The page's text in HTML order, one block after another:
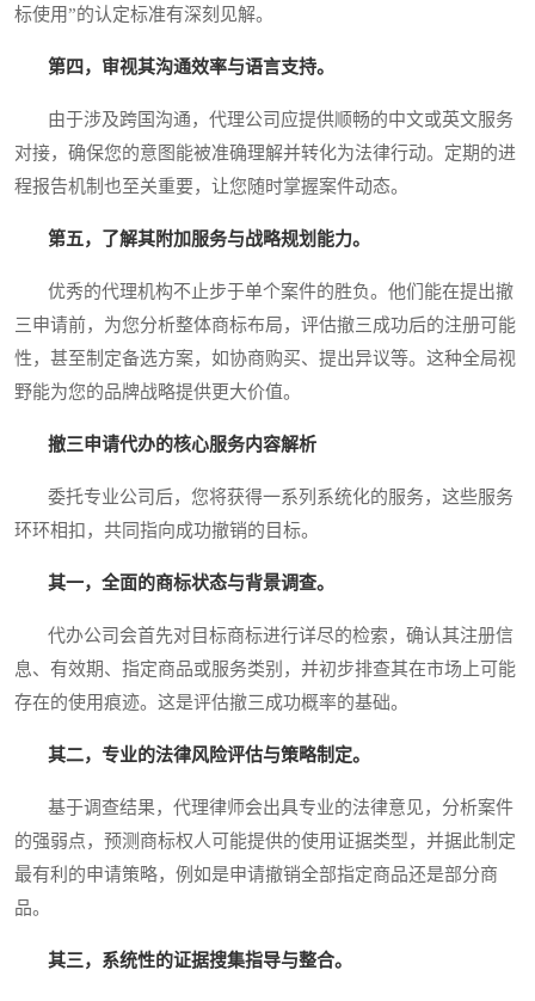
标使用”的认定标准有深刻见解。
第四，审视其沟通效率与语言支持。
由于涉及跨国沟通，代理公司应提供顺畅的中文或英文服务
对接，确保您的意图能被准确理解并转化为法律行动。定期的进
程报告机制也至关重要，让您随时掌握案件动态。
第五，了解其附加服务与战略规划能力。
优秀的代理机构不止步于单个案件的胜负。他们能在提出撤
三申请前，为您分析整体商标布局，评估撤三成功后的注册可能
性，甚至制定备选方案，如协商购买、提出异议等。这种全局视
野能为您的品牌战略提供更大价值。
撤三申请代办的核心服务内容解析
委托专业公司后，您将获得一系列系统化的服务，这些服务
环环相扣，共同指向成功撤销的目标。
其一，全面的商标状态与背景调查。
代办公司会首先对目标商标进行详尽的检索，确认其注册信
息、有效期、指定商品或服务类别，并初步排查其在市场上可能
存在的使用痕迹。这是评估撤三成功概率的基础。
其二，专业的法律风险评估与策略制定。
基于调查结果，代理律师会出具专业的法律意见，分析案件
的强弱点，预测商标权人可能提供的使用证据类型，并据此制定
最有利的申请策略，例如是申请撤销全部指定商品还是部分商
品。
其三，系统性的证据搜集指导与整合。